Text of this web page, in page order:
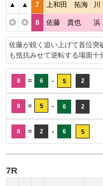
▲ ▲ 7 上和田 拓海
◎ ◎ 8 佐藤 貴也
佐藤が鋭く追い上げて首位突
も抵抗みせて逆転する場面十
8 = 6 - 5 2
8 = 5 - 6 2
8 = 2 - 6 5
7R